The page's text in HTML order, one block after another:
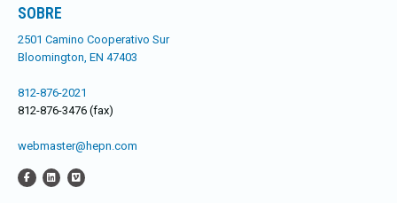
SOBRE
2501 Camino Cooperativo Sur
Bloomington, EN 47403
812-876-2021
812-876-3476 (fax)
webmaster@hepn.com